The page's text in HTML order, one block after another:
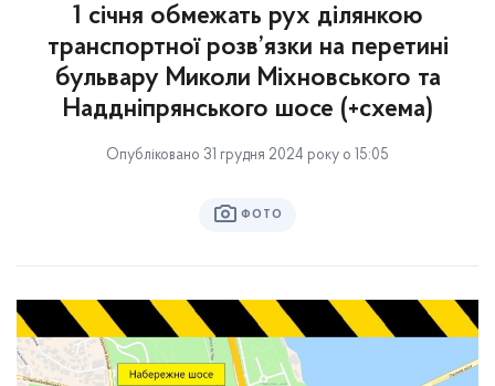
1 січня обмежать рух ділянкою
транспортної розв’язки на перетині
бульвару Миколи Міхновського та
Наддніпрянського шосе (+схема)
Опубліковано 31 грудня 2024 року о 15:05
ФОТО